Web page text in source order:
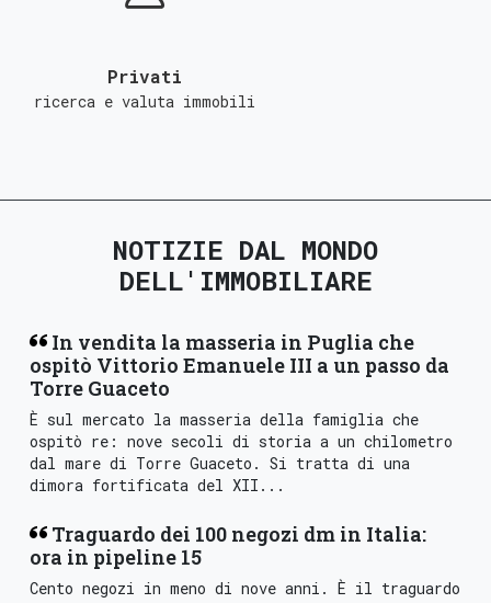
Privati
ricerca e valuta immobili
NOTIZIE DAL MONDO
DELL'IMMOBILIARE
In vendita la masseria in Puglia che
ospitò Vittorio Emanuele III a un passo da
Torre Guaceto
È sul mercato la masseria della famiglia che
ospitò re: nove secoli di storia a un chilometro
dal mare di Torre Guaceto. Si tratta di una
dimora fortificata del XII...
Traguardo dei 100 negozi dm in Italia:
ora in pipeline 15
Cento negozi in meno di nove anni. È il traguardo